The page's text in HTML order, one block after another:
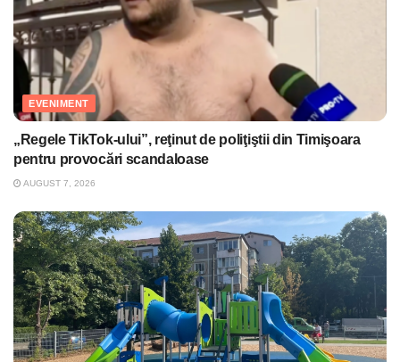
EVENIMENT
„Regele TikTok-ului”, reţinut de poliţiştii din Timişoara
pentru provocări scandaloase
AUGUST 7, 2026